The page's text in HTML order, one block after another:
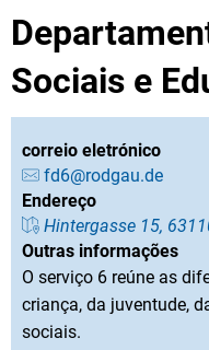
Sociais e
correio eletrónico
fd6@rodgau.de
Endereço
Hintergasse 15,
Outras informações
O serviço 6 reúne as
criança, da juventude,
sociais.